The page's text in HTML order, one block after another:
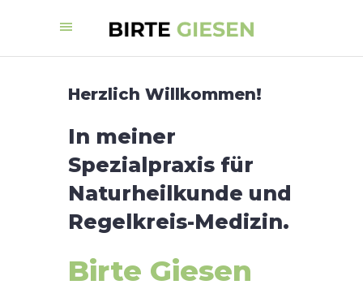
Herzlich Willkommen!
In meiner
Spezialpraxis für
Naturheilkunde und
Regelkreis-Medizin.
Birte Giesen